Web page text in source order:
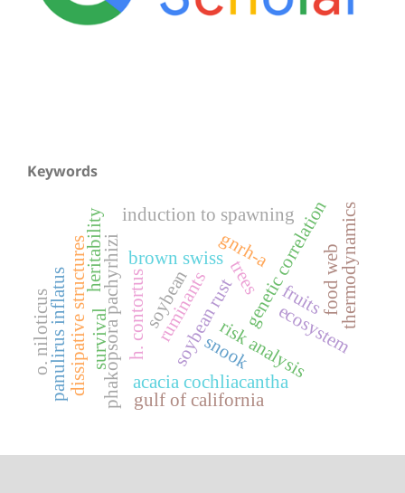
Keywords
phakopsora pachyrhizi soybeansoybean rustrisk analysis
brown swiss
heritability genetic correlation
h. contortus
acacia cochliacantha
snook
induction to spawning
gnrh-a
fruits
trees
ruminants ecosystem
food webthermodynamics
dissipative structures
gulf of california
panulirus inflatus
o. niloticus survival